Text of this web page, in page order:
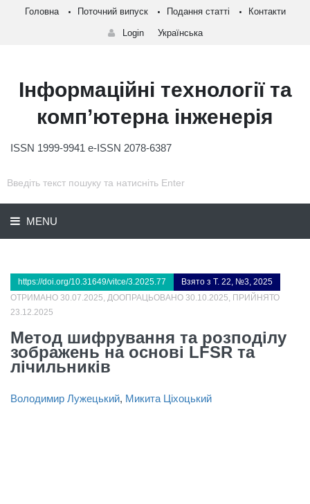
Головна Поточний випуск Подання статті Контакти
Login Українська
Інформаційні технології та
комп’ютерна інженерія
ISSN 1999-9941 e-ISSN 2078-6387
MENU
https://doi.org/10.31649/vitce/3.2025.77
Взято з Т. 22, №3, 2025
ОТРИМАНО 30.07.2025, ДООПРАЦЬОВАНО 30.10.2025, ПРИЙНЯТО
23.12.2025
Метод шифрування та розподілу
зображень на основі LFSR та
лічильників
Володимир Лужецький, Микита Ціхоцький